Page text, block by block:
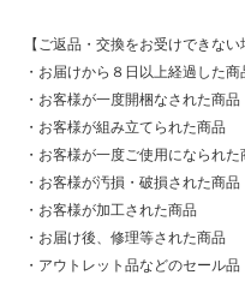
【ご返品・交換をお受けできない
・お届けから８日以上経過した商
・お客様が一度開梱なされた商品
・お客様が組み立てられた商品
・お客様が一度ご使用になられた
・お客様が汚損・破損された商品
・お客様が加工された商品
・お届け後、修理等された商品
・アウトレット品などのセール品